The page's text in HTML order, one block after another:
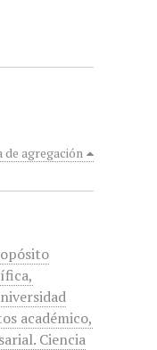
de agregación
académico,
Ciencia